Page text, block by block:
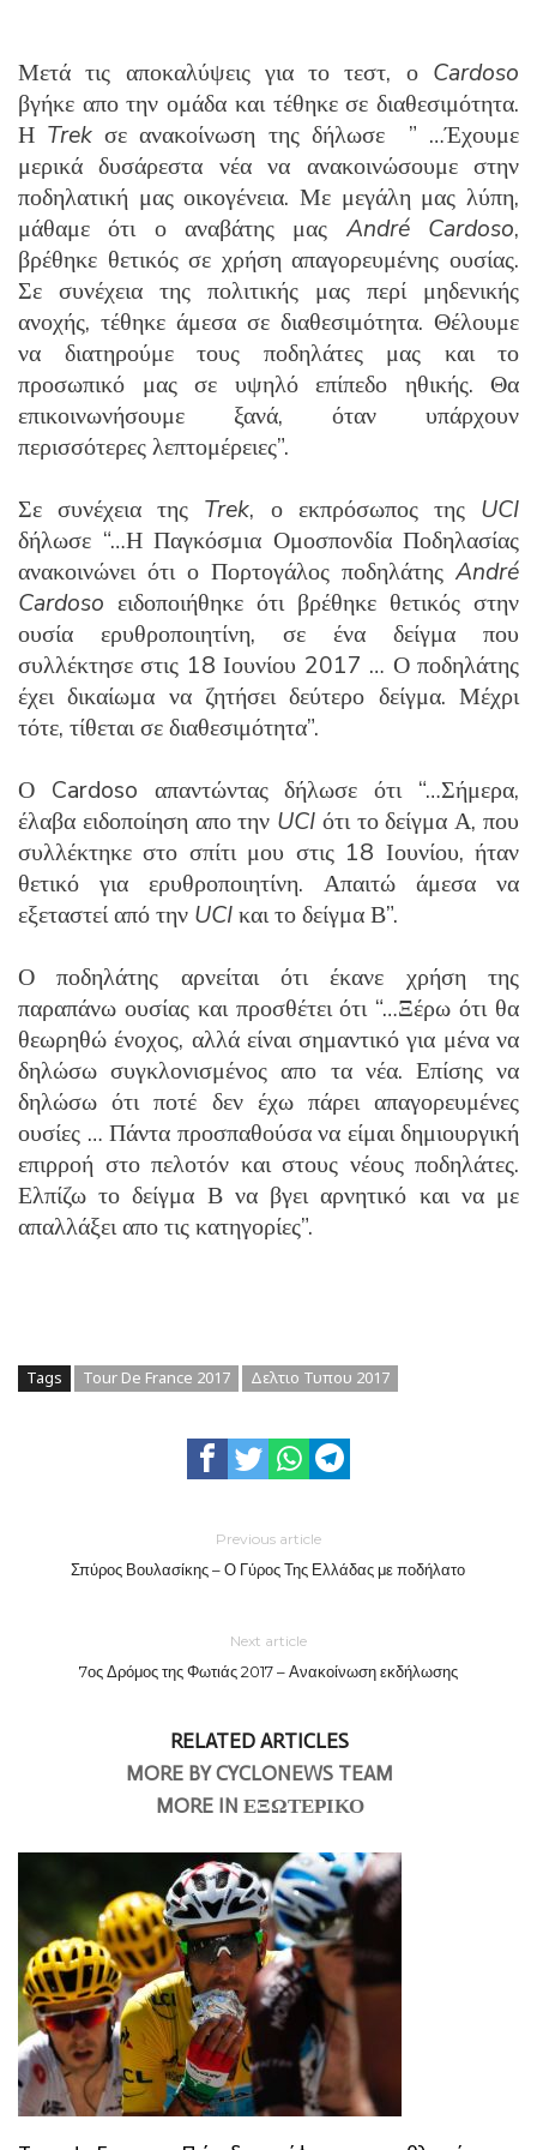
Μετά τις αποκαλύψεις για το τεστ, ο Cardoso
βγήκε απο την ομάδα και τέθηκε σε διαθεσιμότητα.
Η Trek σε ανακοίνωση της δήλωσε ” …Έχουμε
μερικά δυσάρεστα νέα να ανακοινώσουμε στην
ποδηλατική μας οικογένεια. Με μεγάλη μας λύπη,
μάθαμε ότι ο αναβάτης μας André Cardoso,
βρέθηκε θετικός σε χρήση απαγορευμένης ουσίας.
Σε συνέχεια της πολιτικής μας περί μηδενικής
ανοχής, τέθηκε άμεσα σε διαθεσιμότητα. Θέλουμε
να διατηρούμε τους ποδηλάτες μας και το
προσωπικό μας σε υψηλό επίπεδο ηθικής. Θα
επικοινωνήσουμε ξανά, όταν υπάρχουν
περισσότερες λεπτομέρειες”.
Σε συνέχεια της Trek, ο εκπρόσωπος της UCI
δήλωσε “…Η Παγκόσμια Ομοσπονδία Ποδηλασίας
ανακοινώνει ότι ο Πορτογάλος ποδηλάτης André
Cardoso ειδοποιήθηκε ότι βρέθηκε θετικός στην
ουσία ερυθροποιητίνη, σε ένα δείγμα που
συλλέκτησε στις 18 Ιουνίου 2017 … Ο ποδηλάτης
έχει δικαίωμα να ζητήσει δεύτερο δείγμα. Μέχρι
τότε, τίθεται σε διαθεσιμότητα”.
Ο Cardoso απαντώντας δήλωσε ότι “…Σήμερα,
έλαβα ειδοποίηση απο την UCI ότι το δείγμα Α, που
συλλέκτηκε στο σπίτι μου στις 18 Ιουνίου, ήταν
θετικό για ερυθροποιητίνη. Απαιτώ άμεσα να
εξεταστεί από την UCIκαι το δείγμα Β”.
Ο ποδηλάτης αρνείται ότι έκανε χρήση της
παραπάνω ουσίας και προσθέτει ότι “…Ξέρω ότι θα
θεωρηθώ ένοχος, αλλά είναι σημαντικό για μένα να
δηλώσω συγκλονισμένος απο τα νέα. Επίσης να
δηλώσω ότι ποτέ δεν έχω πάρει απαγορευμένες
ουσίες … Πάντα προσπαθούσα να είμαι δημιουργική
επιρροή στο πελοτόν και στους νέους ποδηλάτες.
Ελπίζω το δείγμα Β να βγει αρνητικό και να με
απαλλάξει απο τις κατηγορίες”.
Tags Tour De France 2017 Δελτιο Τυπου 2017
Previous article
Σπύρος Βουλασίκης – Ο Γύρος Της Ελλάδας με ποδήλατο
Next article
7ος Δρόμος της Φωτιάς 2017 – Ανακοίνωση εκδήλωσης
RELATED ARTICLES
MORE BY CYCLONEWS TEAM
MORE IN ΕΞΩΤΕΡΙΚΟ